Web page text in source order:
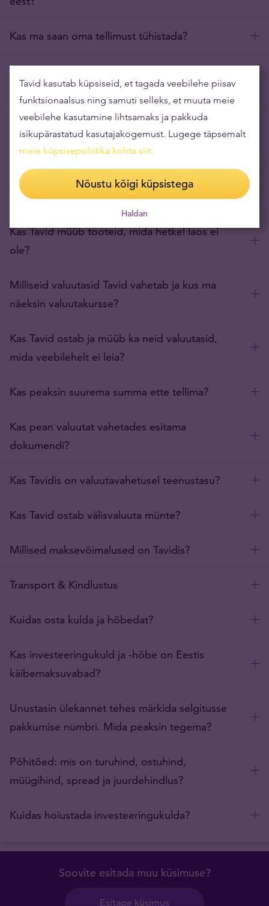
Kas ma saan oma tellimust tühistada?
on lisatud märge „saabumine teadmata“?
Kas Tavidi veebipoest saab kaupa tellida ka
väljapoole Eestit?
Kas Tavid pakub soodushinda ka
edasimüüjatele?
Kas Tavid müüb tooteid, mida hetkel laos ei
ole?
Milliseid valuutasid Tavid vahetab ja kus ma
näeksin valuutakursse?
Kas Tavid ostab ja müüb ka neid valuutasid,
mida veebilehelt ei leia?
Kas peaksin suurema summa ette tellima?
Kas pean valuutat vahetades esitama
dokumendi?
Kas Tavidis on valuutavahetusel teenustasu?
Kas Tavid ostab välisvaluuta münte?
Millised maksevõimalused on Tavidis?
Transport & Kindlustus
Kuidas osta kulda ja hõbedat?
Kas investeeringukuld ja -hõbe on Eestis
käibemaksuvabad?
Unustasin ülekannet tehes märkida selgitusse
pakkumise numbri. Mida peaksin tegema?
Põhitõed: mis on turuhind, ostuhind,
müügihind, spread ja juurdehindlus?
Kuidas hoiustada investeeringukulda?
Soovite esitada muu küsimuse?
Esitage küsimus
Tavid kasutab küpsiseid, et tagada veebilehe piisav
funktsionaalsus ning samuti selleks, et muuta meie
veebilehe kasutamine lihtsamaks ja pakkuda
isikupärastatud kasutajakogemust. Lugege täpsemalt
meie küpsisepoliitika kohta siit.
Nõustu kõigi küpsistega
Haldan